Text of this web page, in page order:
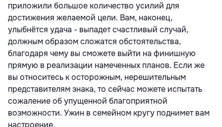
приложили большое количество усилий для
достижения желаемой цели. Вам, наконец,
улыбнётся удача - выпадет счастливый случай,
должным образом сложатся обстоятельства,
благодаря чему вы сможете выйти на финишную
прямую в реализации намеченных планов. Если же
вы относитесь к осторожным, нерешительным
представителям знака, то сейчас можете испытать
сожаление об упущенной благоприятной
возможности. Ужин в семейном кругу поднимет вам
настроение.